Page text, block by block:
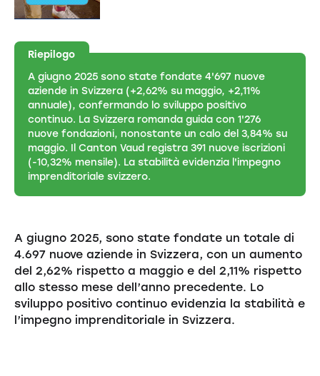
Riepilogo
A giugno 2025 sono state fondate 4'697 nuove
aziende in Svizzera (+2,62% su maggio, +2,11%
annuale), confermando lo sviluppo positivo
continuo. La Svizzera romanda guida con 1'276
nuove fondazioni, nonostante un calo del 3,84% su
maggio. Il Canton Vaud registra 391 nuove iscrizioni
(-10,32% mensile). La stabilità evidenzia l'impegno
imprenditoriale svizzero.
A giugno 2025, sono state fondate un totale di
4.697 nuove aziende in Svizzera, con un aumento
del 2,62% rispetto a maggio e del 2,11% rispetto
allo stesso mese dell’anno precedente. Lo
sviluppo positivo continuo evidenzia la stabilità e
l’impegno imprenditoriale in Svizzera.